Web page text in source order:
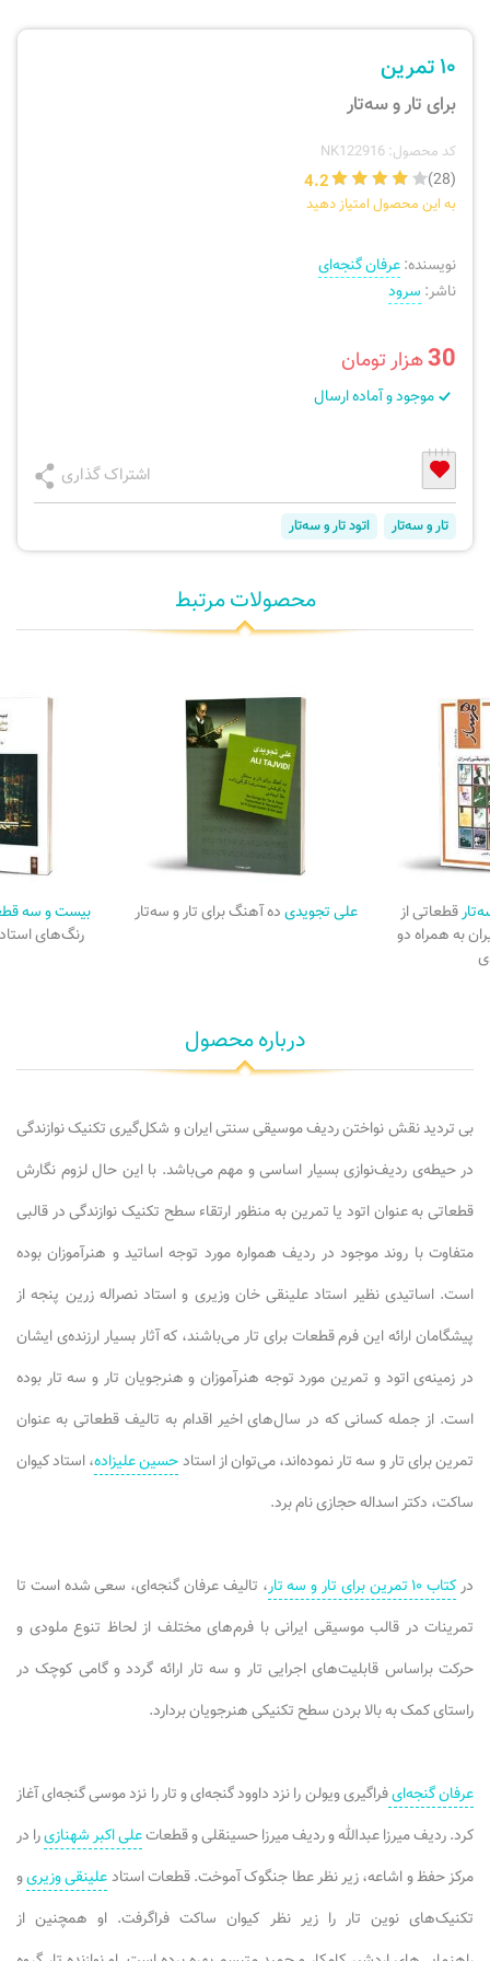
نی، فلوت، سازهای بادی
ارسال سفارش
۱۰ تمرین
برای تار و سه‌تار
کد محصول: NK122916
(28)
4.2
به این محصول امتیاز دهید
نویسنده:عرفان گنجه‌ای
ناشر: سرود
30هزار تومان
موجود و آماده ارسال
اشتراک گذاری
تار و سه‌تار اتود تار و سه‌تار
محصولات مرتبط
قطعاتی از
به همراه دو
علی تجویدیده آهنگ برای تار و سه‌تار
بیست و سه
رنگ‌های
درباره محصول
بی تردید نقش نواختن ردیف موسیقی سنتی ایران و شکل‌گیری تکنیک نوازندگی
در حیطه‌ی ردیف‌نوازی بسیار اساسی و مهم می‌باشد. با این حال لزوم نگارش
قطعاتی به عنوان اتود یا تمرین به منظور ارتقاء سطح تکنیک نوازندگی در قالبی
متفاوت با روند موجود در ردیف همواره مورد توجه اساتید و هنرآموزان بوده
است. اساتیدی نظیر استاد علینقی خان وزیری و استاد نصراله زرین پنجه از
پیشگامان ارائه این فرم قطعات برای تار می‌باشند، که آثار بسیار ارزنده‌ی ایشان
در زمینه‌ی اتود و تمرین مورد توجه هنرآموزان و هنرجویان تار و سه تار بوده
است. از جمله کسانی که در سال‌های اخیر اقدام به تالیف قطعاتی به عنوان
تمرین برای تار و سه تار نموده‌اند، می‌توان از استادحسین علیزاده، استاد کیوان
ساکت، دکتر اسداله حجازی نام برد.
در کتاب ۱۰ تمرین برای تار و سه تار
، تالیف عرفان گنجه‌ای، سعی شده است تا
تمرینات در قالب موسیقی ایرانی با فرم‌های مختلف از لحاظ تنوع ملودی و
حرکت براساس قابلیت‌های اجرایی تار و سه تار ارائه گردد و گامی کوچک در
راستای کمک به بالا بردن سطح تکنیکی هنرجویان بردارد.
عرفان گنجه‌ایفراگیری ویولن را نزد داوود گنجه‌ای و تار را نزد موسی گنجه‌ای آغاز
کرد. ردیف میرزا عبدالله و ردیف میرزا حسینقلی و قطعاتعلی اکبر شهنازیرا در
مرکز حفظ و اشاعه، زیر نظر عطا جنگوک آموخت. قطعات استادعلینقی وزیریو
تکنیک‌های نوین تار را زیر نظر کیوان ساکت فراگرفت. او همچنین از